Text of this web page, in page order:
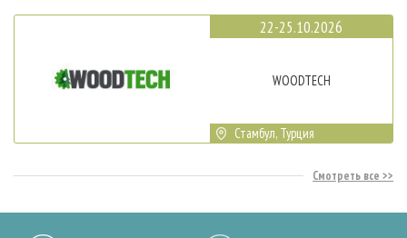
22-25.10.2026
WOODTECH
Стамбул, Турция
Смотреть все